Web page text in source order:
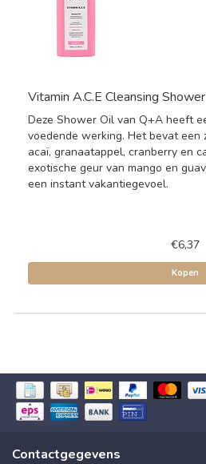
Vitamin A.C.E Cleansing
Deze Shower Oil van Q+A heeft
voedende werking. Het bevat een
acaï, granaatappel, cranberry en
exotische geur van mango en
een instant vakantiegevoel.
€6,37
Kopen
Contactgegevens